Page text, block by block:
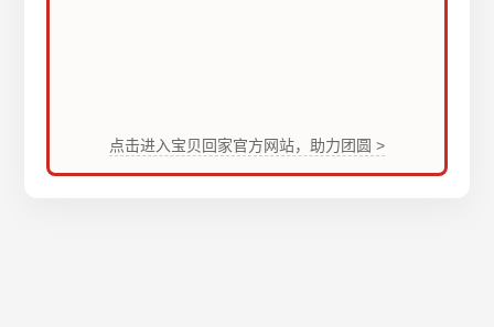
点击进入宝贝回家官方网站，助力团圆 >